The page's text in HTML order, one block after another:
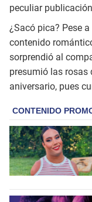
peculiar
¿Sacó pica? Pese
contenido
sorprendió al
presumió las rosas
aniversario, pues